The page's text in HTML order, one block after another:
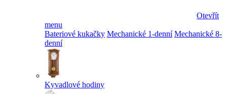
Otevřít
menu
Bateriové kukačky Mechanické 1-denní Mechanické 8-
denní
Kyvadlové hodiny